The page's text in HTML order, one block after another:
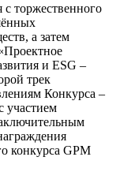
с торжественного
а затем
и ESG –
трек
Конкурса –
участием
конкурса GPM